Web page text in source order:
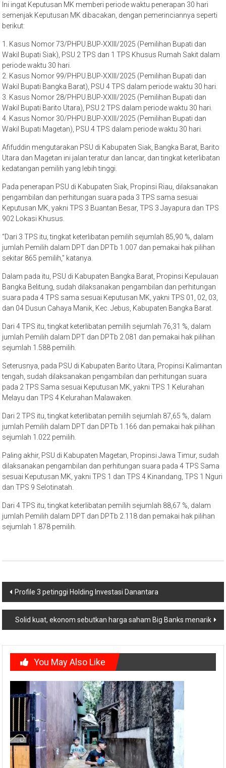
Ini ingat Keputusan MK memberi periode waktu penerapan 30 hari
semenjak Keputusan MK dibacakan, dengan pemerinciannya seperti
berikut:
1. Kasus Nomor 73/PHPU.BUP-XXIII/2025 (Pemilihan Bupati dan
Wakil Bupati Siak), PSU 2 TPS dan 1 TPS Khusus Rumah Sakit dalam
periode waktu 30 hari.
2. Kasus Nomor 99/PHPU.BUP-XXIII/2025 (Pemilihan Bupati dan
Wakil Bupati Bangka Barat), PSU 4 TPS dalam periode waktu 30 hari.
3. Kasus Nomor 28/PHPU.BUP-XXIII/2025 (Pemilihan Bupati dan
Wakil Bupati Barito Utara), PSU 2 TPS dalam periode waktu 30 hari.
4. Kasus Nomor 30/PHPU.BUP-XXIII/2025 (Pemilihan Bupati dan
Wakil Bupati Magetan), PSU 4 TPS dalam periode waktu 30 hari.
Afifuddin mengutarakan PSU di Kabupaten Siak, Bangka Barat, Barito
Utara dan Magetan ini jalan teratur dan lancar, dan tingkat keterlibatan
kedatangan pemilih yang lebih tinggi.
Pada penerapan PSU di Kabupaten Siak, Propinsi Riau, dilaksanakan
pengambilan dan perhitungan suara pada 3 TPS sama sesuai
Keputusan MK, yakni TPS 3 Buantan Besar, TPS 3 Jayapura dan TPS
902 Lokasi Khusus.
“Dari 3 TPS itu, tingkat keterlibatan pemilih sejumlah 85,90 %, dalam
jumlah Pemilih dalam DPT dan DPTb 1.007 dan pemakai hak pilihan
sekitar 865 pemilih,” katanya.
Dalam pada itu, PSU di Kabupaten Bangka Barat, Propinsi Kepulauan
Bangka Belitung, sudah dilaksanakan pengambilan dan perhitungan
suara pada 4 TPS sama sesuai Keputusan MK, yakni TPS 01, 02, 03,
dan 04 Dusun Cahaya Manik, Kec. Jebus, Kabupaten Bangka Barat.
Dari 4 TPS itu, tingkat keterlibatan pemilih sejumlah 76,31 %, dalam
jumlah Pemilih dalam DPT dan DPTb 2.081 dan pemakai hak pilihan
sejumlah 1.588 pemilih.
Seterusnya, pada PSU di Kabupaten Barito Utara, Propinsi Kalimantan
tengah, sudah dilaksanakan pengambilan dan perhitungan suara
pada 2 TPS Sama sesuai Keputusan MK, yakni TPS 1 Kelurahan
Melayu dan TPS 4 Kelurahan Malawaken.
Dari 2 TPS itu, tingkat keterlibatan pemilih sejumlah 87,65 %, dalam
jumlah Pemilih dalam DPT dan DPTb 1.166 dan pemakai hak pilihan
sejumlah 1.022 pemilih.
Paling akhir, PSU di Kabupaten Magetan, Propinsi Jawa Timur, sudah
dilaksanakan pengambilan dan perhitungan suara pada 4 TPS Sama
sesuai Keputusan MK, yakni TPS 1 dan TPS 4 Kinandang, TPS 1 Nguri
dan TPS 9 Selotinatah.
Dari 4 TPS itu, tingkat keterlibatan pemilih sejumlah 88,67 %, dalam
jumlah Pemilih dalam DPT dan DPTb 2.118 dan pemakai hak pilihan
sejumlah 1.878 pemilih.
Post
navigation
Profile 3 petinggi Holding Investasi Danantara
Solid kuat, ekonom sebutkan harga saham Big Banks menarik
You May Also Like